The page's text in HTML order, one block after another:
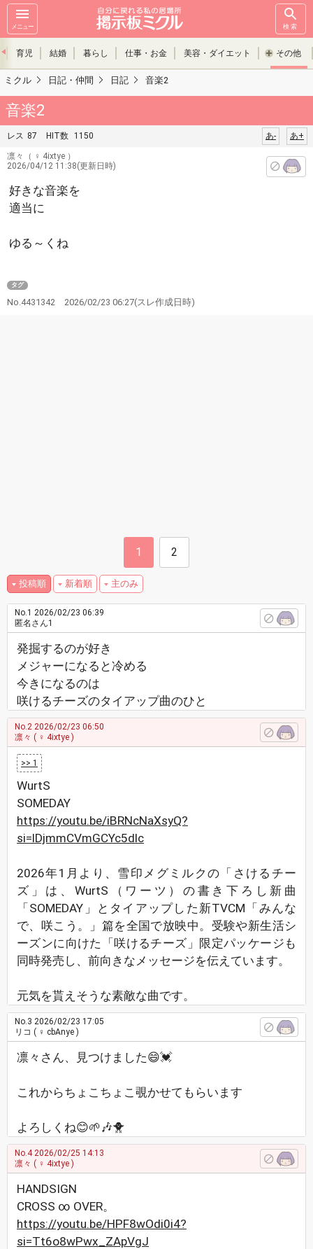
メニュー 検索
育児 結婚 暮らし 仕事・お金 美容・ダイエット その他
ミクル 日記・仲間 日記 音楽2
音楽2
レス 87 HIT数 1150 あ+
あ-
凛々
（ ♀ 4ixtye ）
2026/04/12 11:38(更新日時)
好きな音楽を
適当に
ゆる～くね
タグ
No.4431342 2026/02/23 06:27(スレ作成日時)
1 2
投稿順 新着順 主のみ
No.1 2026/02/23 06:39
匿名さん1
発掘するのが好き
メジャーになると冷める
今きになるのは
咲けるチーズのタイアップ曲のひと
No.2 2026/02/23 06:50
凛々 ( ♀ 4ixtye )
>> 1
WurtS
SOMEDAY
https://youtu.be/iBRNcNaXsyQ?
si=lDjmmCVmGCYc5dlc
2026年1月より、雪印メグミルクの「さけるチー
ズ」は、WurtS（ワーツ）の書き下ろし新曲
「SOMEDAY」とタイアップした新TVCM「みんな
で、咲こう。」篇を全国で放映中。受験や新生活シ
ーズンに向けた「咲けるチーズ」限定パッケージも
同時発売し、前向きなメッセージを伝えています。
元気を貰えそうな素敵な曲です。
No.3 2026/02/23 17:05
リコ ( ♀ cbAnye )
凛々さん、見つけました😄💓
これからちょこちょこ覗かせてもらいます
よろしくね😊🌱🎶🐥
No.42026/02/25 14:13
凛々 ( ♀ 4ixtye )
HANDSIGN
CROSS ∞ OVER。
https://youtu.be/HPF8wOdi0i4?
si=Tt6o8wPwx_ZApVgJ